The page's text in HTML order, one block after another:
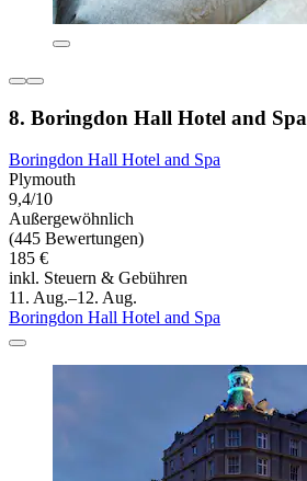
8. Boringdon Hall Hotel and Spa
Boringdon Hall Hotel and Spa
Plymouth
9,4/10
Außergewöhnlich
(445 Bewertungen)
185 €
inkl. Steuern & Gebühren
11. Aug.–12. Aug.
Boringdon Hall Hotel and Spa